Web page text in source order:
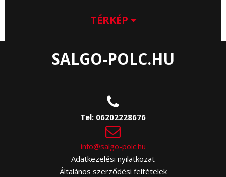
TÉRKÉP
SALGO-POLC.HU
Tel: 06202228676
info@salgo-polc.hu
Adatkezelési nyilatkozat
Általános szerződési feltételek